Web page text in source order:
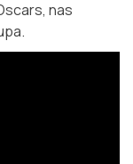
nas